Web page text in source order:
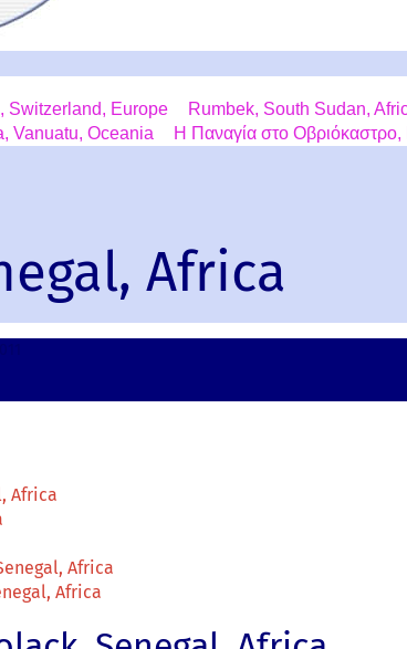
Switzerland, Europe Rumbek, South Sudan,
Vanuatu, Oceania Η Παναγία στο Οβριόκαστρο,
Africa
Africa
Africa
Africa